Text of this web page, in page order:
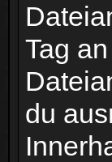
Tag
du